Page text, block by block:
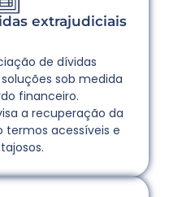
extrajudiciais
de dívidas
sob medida
financeiro.
a recuperação da
termos acessíveis e